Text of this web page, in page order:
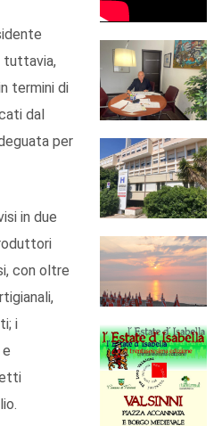
tuttavia,
termini di
dal
per
in due
con oltre
i